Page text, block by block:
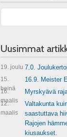
Uusimmat
19. joulu 7.0.
15.
heinä
16.9. Meister
16.
maalis
Myrskyävä
12.
maalis
Valtakunta
saastuttava
Rajojen
kiusaukset.